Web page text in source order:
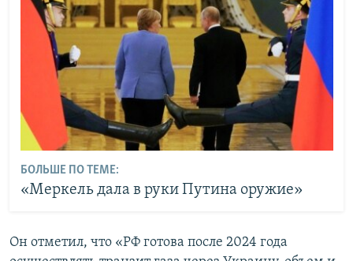
БОЛЬШЕ ПО ТЕМЕ:
«Меркель дала в руки Путина оружие»
Он отметил, что «РФ готова после 2024 года